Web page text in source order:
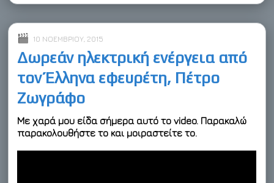
10 ΝΟΕΜΒΡΊΟΥ, 2015
Δωρεάν ηλεκτρική ενέργεια από
τον Έλληνα εφευρέτη, Πέτρο
Ζωγράφο
Με χαρά μου είδα σήμερα αυτό το video. Παρακαλώ
παρακολουθήστε το και μοιραστείτε το.